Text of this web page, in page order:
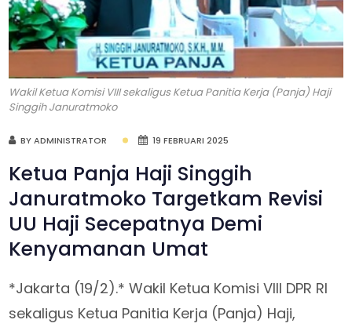
Wakil Ketua Komisi VIII sekaligus Ketua Panitia Kerja (Panja) Haji
Singgih Januratmoko
BY ADMINISTRATOR 19 FEBRUARI 2025
Ketua Panja Haji Singgih
Januratmoko Targetkam Revisi
UU Haji Secepatnya Demi
Kenyamanan Umat
*Jakarta (19/2).* Wakil Ketua Komisi VIII DPR RI
sekaligus Ketua Panitia Kerja (Panja) Haji,